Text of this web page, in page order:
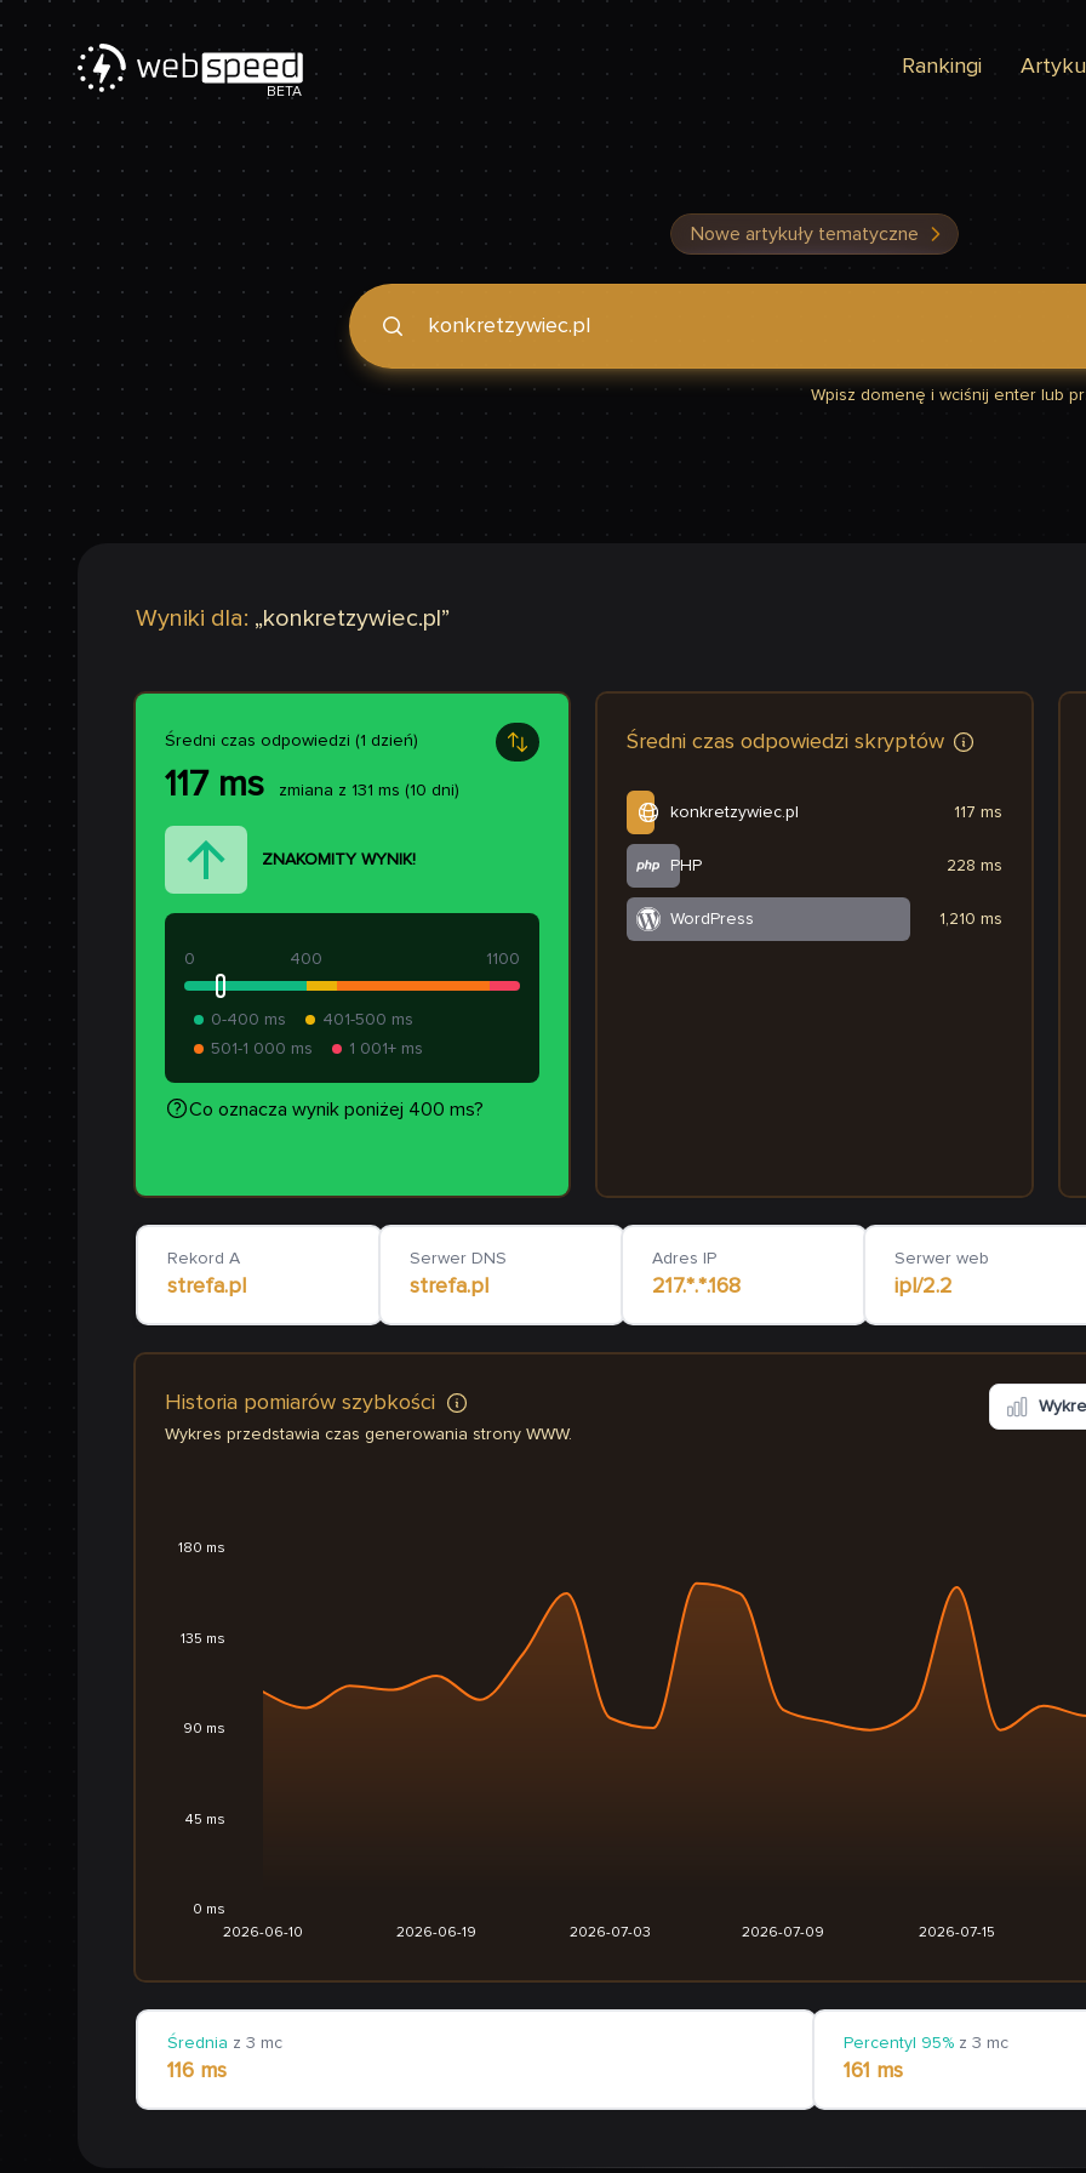
BETA
Rankingi
Nowe artykuły tematyczne
Podaj domenę, by sprawdzić, czy Twoja strona jest szybka
Wpisz domenę i wciśnij enter lub
Wyniki dla: „konkretzywiec.pl ”
Średni czas odpowiedzi (1 dzień)
117ms zmiana z 131 ms (10 dni)
ZNAKOMITY WYNIK!
400
0 1100
0-400 ms
401-500 ms
501-1 000 ms
1 001+ ms
Co oznacza wynik poniżej 400 ms?
Średni czas odpowiedzi skryptów
konkretzywiec.pl
PHP
WordPress
117 ms
228 ms
1,210 ms
Rekord A
strefa.pl
Serwer DNS
strefa.pl
Adres IP
217.*.*.168
Serwer web
ipl/2.2
Historia pomiarów szybkości
Wykres przedstawia czas generowania strony WWW.
2026-06-10 2026-06-19 2026-07-03 2026-07-09 2026-07-15
0 ms
45 ms
90 ms
135 ms
180 ms
Średnia z 3 mc
116 ms
Percentyl 95% z 3 mc
161 ms